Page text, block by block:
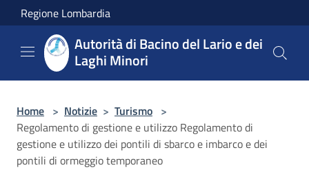
Salta al contenuto principale
Regione Lombardia
Autorità di Bacino del Lario e dei
Laghi Minori
Home > Notizie > Turismo >
Regolamento di gestione e utilizzo Regolamento di
gestione e utilizzo dei pontili di sbarco e imbarco e dei
pontili di ormeggio temporaneo